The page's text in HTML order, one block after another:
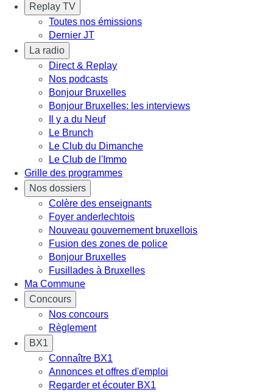
Replay TV
Toutes nos émissions
Dernier JT
La radio
Direct & Replay
Nos podcasts
Bonjour Bruxelles
Bonjour Bruxelles: les interviews
Il y a du Neuf
Le Brunch
Le Club du Dimanche
Le Club de l'Immo
Grille des programmes
Nos dossiers
Colère des enseignants
Foyer anderlechtois
Nouveau gouvernement bruxellois
Fusion des zones de police
Bonjour Bruxelles
Fusillades à Bruxelles
Ma Commune
Concours
Nos concours
Règlement
BX1
Connaître BX1
Annonces et offres d'emploi
Regarder et écouter BX1